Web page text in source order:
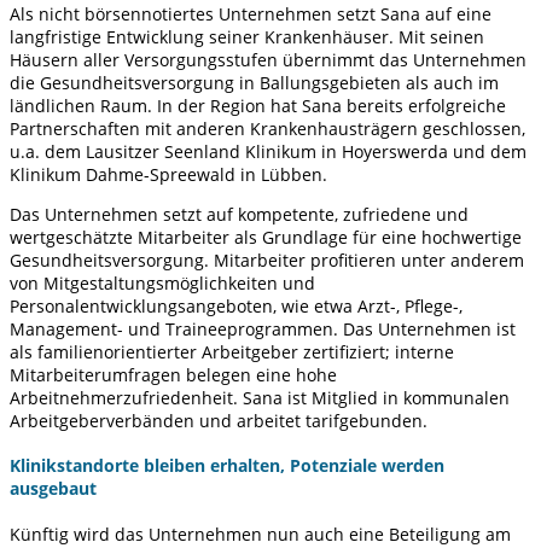
Als nicht börsennotiertes Unternehmen setzt Sana auf eine
langfristige Entwicklung seiner Krankenhäuser. Mit seinen
Häusern aller Versorgungsstufen übernimmt das Unternehmen
die Gesundheitsversorgung in Ballungsgebieten als auch im
ländlichen Raum. In der Region hat Sana bereits erfolgreiche
Partnerschaften mit anderen Krankenhausträgern geschlossen,
u.a. dem Lausitzer Seenland Klinikum in Hoyerswerda und dem
Klinikum Dahme-Spreewald in Lübben.
Das Unternehmen setzt auf kompetente, zufriedene und
wertgeschätzte Mitarbeiter als Grundlage für eine hochwertige
Gesundheitsversorgung. Mitarbeiter profitieren unter anderem
von Mitgestaltungsmöglichkeiten und
Personalentwicklungsangeboten, wie etwa Arzt-, Pflege-,
Management- und Traineeprogrammen. Das Unternehmen ist
als familienorientierter Arbeitgeber zertifiziert; interne
Mitarbeiterumfragen belegen eine hohe
Arbeitnehmerzufriedenheit. Sana ist Mitglied in kommunalen
Arbeitgeberverbänden und arbeitet tarifgebunden.
Klinikstandorte bleiben erhalten, Potenziale werden
ausgebaut
Künftig wird das Unternehmen nun auch eine Beteiligung am